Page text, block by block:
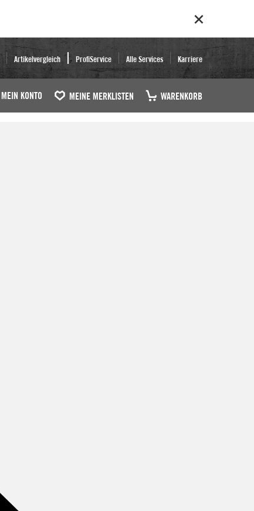
Artikelvergleich ProfiService Alle Services Karriere
MEIN KONTO MEINE MERKLISTEN WARENKORB